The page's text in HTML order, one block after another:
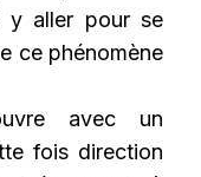
y aller pour se
ce phénomène
avec un
fois direction